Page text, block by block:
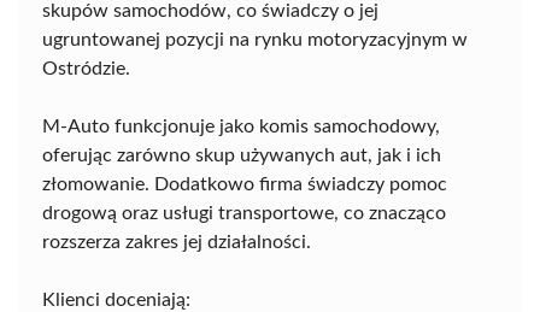
skupów samochodów, co świadczy o jej
ugruntowanej pozycji na rynku motoryzacyjnym w
Ostródzie.
M-Auto funkcjonuje jako komis samochodowy,
oferując zarówno skup używanych aut, jak i ich
złomowanie. Dodatkowo firma świadczy pomoc
drogową oraz usługi transportowe, co znacząco
rozszerza zakres jej działalności.
Klienci doceniają: